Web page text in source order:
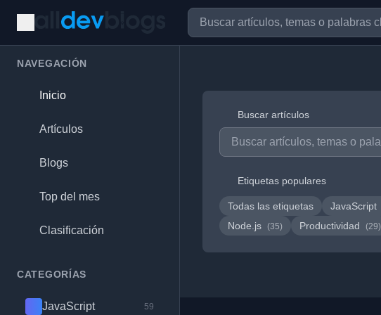
NAVEGACIÓN
Inicio
Artículos
Blogs
Top del mes
Clasificación
CATEGORÍAS
JavaScript 59
Buscar artículos
Etiquetas populares
Todas las etiquetas JavaScript
Node.js (35) Productividad (29)